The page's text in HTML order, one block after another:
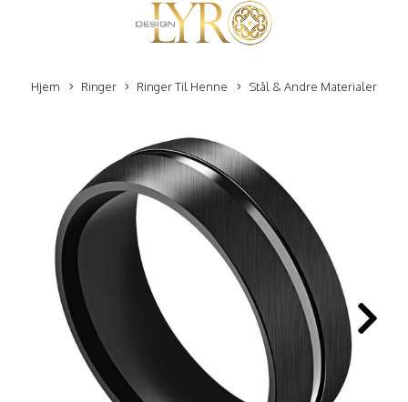
Hjem Ringer Ringer Til Henne Stål & Andre Materialer